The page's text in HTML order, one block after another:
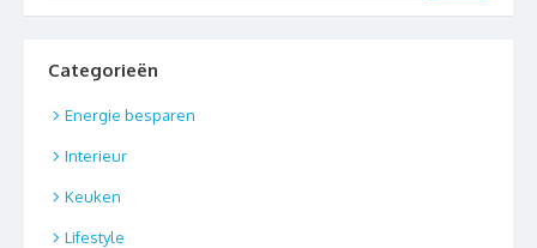
Categorieën
Energie besparen
Interieur
Keuken
Lifestyle